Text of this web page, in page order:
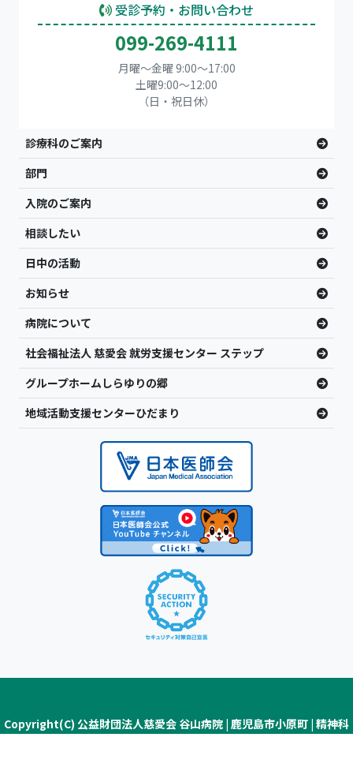
受診予約・お問い合わせ
099-269-4111
月曜～金曜 9:00～17:00
土曜9:00〜12:00
（日・祝日休）
診療科のご案内
部門
入院のご案内
相談したい
日中の活動
お知らせ
病院について
社会福祉法人 慈愛会 就労支援センター ステップ
グループホームしらゆりの郷
地域活動支援センターひだまり
Copyright(C) 公益財団法人慈愛会 谷山病院 | 鹿児島市小原町 | 精神科